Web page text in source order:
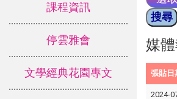
課程資訊
停雲雅會
文學經典花園專文
媒
張貼日
2024-